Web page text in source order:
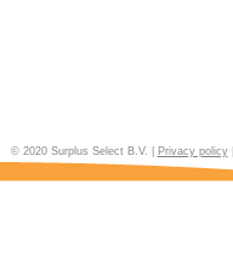
© 2020 Surplus Select B.V. | Privacy policy|